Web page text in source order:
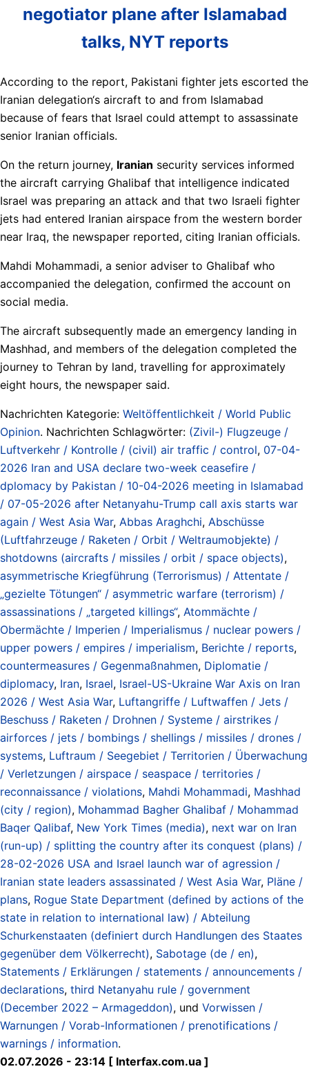
negotiator plane after Islamabad
talks, NYT reports
According to the report, Pakistani fighter jets escorted the
Iranian delegation‘s aircraft to and from Islamabad
because of fears that Israel could attempt to assassinate
senior Iranian officials.
On the return journey, Iranian security services informed
the aircraft carrying Ghalibaf that intelligence indicated
Israel was preparing an attack and that two Israeli fighter
jets had entered Iranian airspace from the western border
near Iraq, the newspaper reported, citing Iranian officials.
Mahdi Mohammadi, a senior adviser to Ghalibaf who
accompanied the delegation, confirmed the account on
social media.
The aircraft subsequently made an emergency landing in
Mashhad, and members of the delegation completed the
journey to Tehran by land, travelling for approximately
eight hours, the newspaper said.
Nachrichten Kategorie: Weltöffentlichkeit / World Public
Opinion. Nachrichten Schlagwörter: (Zivil-) Flugzeuge /
Luftverkehr / Kontrolle / (civil) air traffic / control, 07-04-
2026 Iran and USA declare two-week ceasefire /
dplomacy by Pakistan / 10-04-2026 meeting in Islamabad
/ 07-05-2026 after Netanyahu-Trump call axis starts war
again / West Asia War, Abbas Araghchi, Abschüsse
(Luftfahrzeuge / Raketen / Orbit / Weltraumobjekte) /
shotdowns (aircrafts / missiles / orbit / space objects),
asymmetrische Kriegführung (Terrorismus) / Attentate /
„gezielte Tötungen“ / asymmetric warfare (terrorism) /
assassinations / „targeted killings“, Atommächte /
Obermächte / Imperien / Imperialismus / nuclear powers /
upper powers / empires / imperialism, Berichte / reports,
countermeasures / Gegenmaßnahmen, Diplomatie /
diplomacy, Iran, Israel, Israel-US-Ukraine War Axis on Iran
2026 / West Asia War, Luftangriffe / Luftwaffen / Jets /
Beschuss / Raketen / Drohnen / Systeme / airstrikes /
airforces / jets / bombings / shellings / missiles / drones /
systems, Luftraum / Seegebiet / Territorien / Überwachung
/ Verletzungen / airspace / seaspace / territories /
reconnaissance / violations, Mahdi Mohammadi, Mashhad
(city / region), Mohammad Bagher Ghalibaf / Mohammad
Baqer Qalibaf, New York Times (media), next war on Iran
(run-up) / splitting the country after its conquest (plans) /
28-02-2026 USA and Israel launch war of agression /
Iranian state leaders assassinated / West Asia War, Pläne /
plans, Rogue State Department (defined by actions of the
state in relation to international law) / Abteilung
Schurkenstaaten (definiert durch Handlungen des Staates
gegenüber dem Völkerrecht), Sabotage (de / en),
Statements / Erklärungen / statements / announcements /
declarations, third Netanyahu rule / government
(December 2022 – Armageddon), und Vorwissen /
Warnungen / Vorab-Informationen / prenotifications /
warnings / information.
02.07.2026 - 23:14 [ Interfax.com.ua ]